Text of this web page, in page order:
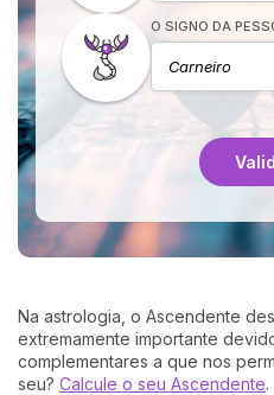
O SIGNO DA
Na astrologia, o Ascendente
extremamente importante
complementares a que nos
seu? Calcule o seu Ascendente.